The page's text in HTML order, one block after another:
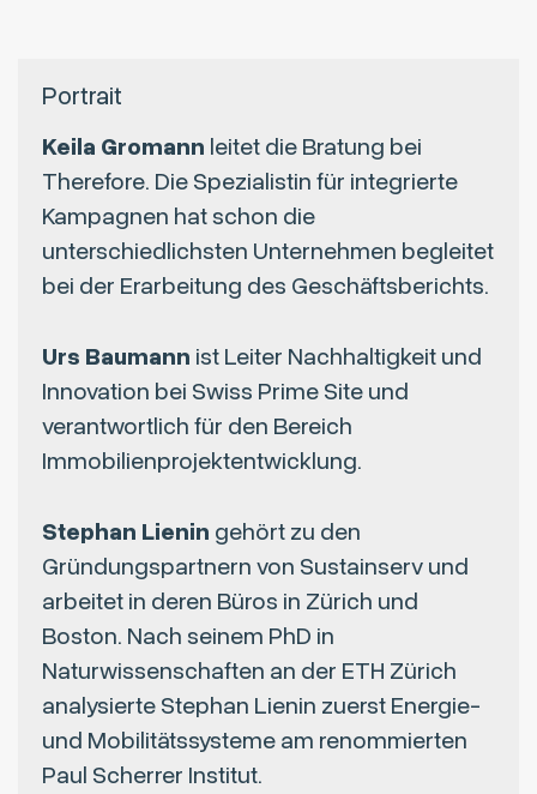
Portrait
Keila Gromann leitet die Bratung bei
Therefore. Die Spezialistin für integrierte
Kampagnen hat schon die
unterschiedlichsten Unternehmen begleitet
bei der Erarbeitung des Geschäftsberichts.
Urs Baumann ist Leiter Nachhaltigkeit und
Innovation bei Swiss Prime Site und
verantwortlich für den Bereich
Immobilienprojektentwicklung.
Stephan Lienin gehört zu den
Gründungspartnern von Sustainserv und
arbeitet in deren Büros in Zürich und
Boston. Nach seinem PhD in
Naturwissenschaften an der ETH Zürich
analysierte Stephan Lienin zuerst Energie-
und Mobilitätssysteme am renommierten
Paul Scherrer Institut.